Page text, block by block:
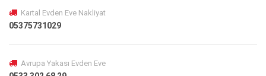
Kartal Evden Eve Nakliyat
05375731029
Avrupa Yakası Evden Eve